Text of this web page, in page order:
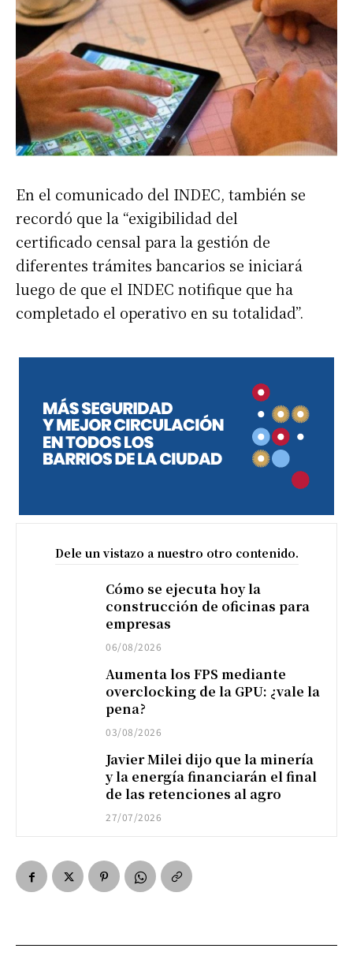
En el comunicado del INDEC, también se
recordó que la “exigibilidad del
certificado censal para la gestión de
diferentes trámites bancarios se iniciará
luego de que el INDEC notifique que ha
completado el operativo en su totalidad”.
Dele un vistazo a nuestro otro contenido.
Cómo se ejecuta hoy la
construcción de oficinas para
empresas
06/08/2026
Aumenta los FPS mediante
overclocking de la GPU: ¿vale la
pena?
03/08/2026
Javier Milei dijo que la minería
y la energía financiarán el final
de las retenciones al agro
27/07/2026